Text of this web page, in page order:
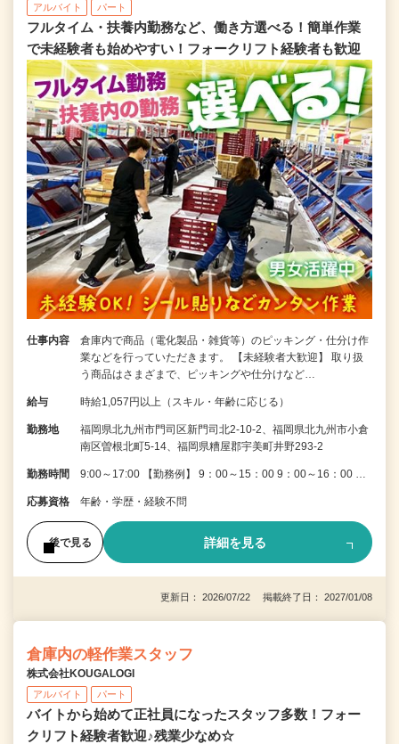
アルバイト パート
フルタイム・扶養内勤務など、働き方選べる！簡単作業
で未経験者も始めやすい！フォークリフト経験者も歓迎
仕事内容
倉庫内で商品（電化製品・雑貨等）のピッキング・仕分け作
業などを行っていただきます。 【未経験者大歓迎】 取り扱
う商品はさまざまで、ピッキングや仕分けなど…
給与 時給1,057円以上（スキル・年齢に応じる）
勤務地
福岡県北九州市門司区新門司北2-10-2、福岡県北九州市小倉
南区曽根北町5-14、福岡県糟屋郡宇美町井野293-2
勤務時間 9:00～17:00 【勤務例】 9：00～15：00 9：00～16：00 …
応募資格 年齢・学歴・経験不問
後で見る 詳細を見る
更新日： 2026/07/22 掲載終了日： 2027/01/08
倉庫内の軽作業スタッフ
株式会社KOUGALOGI
アルバイト パート
バイトから始めて正社員になったスタッフ多数！フォー
クリフト経験者歓迎♪残業少なめ☆